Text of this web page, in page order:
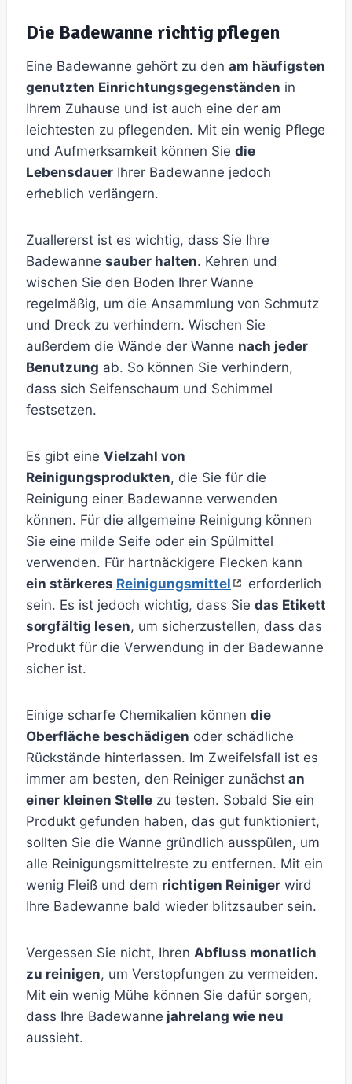
Die Badewanne richtig pflegen
Eine Badewanne gehört zu den am häufigsten
genutzten Einrichtungsgegenständen in
Ihrem Zuhause und ist auch eine der am
leichtesten zu pflegenden. Mit ein wenig Pflege
und Aufmerksamkeit können Sie die
Lebensdauer Ihrer Badewanne jedoch
erheblich verlängern.
Zuallererst ist es wichtig, dass Sie Ihre
Badewanne sauber halten. Kehren und
wischen Sie den Boden Ihrer Wanne
regelmäßig, um die Ansammlung von Schmutz
und Dreck zu verhindern. Wischen Sie
außerdem die Wände der Wanne nach jeder
Benutzung ab. So können Sie verhindern,
dass sich Seifenschaum und Schimmel
festsetzen.
Es gibt eine Vielzahl von
Reinigungsprodukten, die Sie für die
Reinigung einer Badewanne verwenden
können. Für die allgemeine Reinigung können
Sie eine milde Seife oder ein Spülmittel
verwenden. Für hartnäckigere Flecken kann
ein stärkeres Reinigungsmittel
erforderlich
sein. Es ist jedoch wichtig, dass Sie das Etikett
sorgfältig lesen, um sicherzustellen, dass das
Produkt für die Verwendung in der Badewanne
sicher ist.
Einige scharfe Chemikalien können die
Oberfläche beschädigen oder schädliche
Rückstände hinterlassen. Im Zweifelsfall ist es
immer am besten, den Reiniger zunächst an
einer kleinen Stelle zu testen. Sobald Sie ein
Produkt gefunden haben, das gut funktioniert,
sollten Sie die Wanne gründlich ausspülen, um
alle Reinigungsmittelreste zu entfernen. Mit ein
wenig Fleiß und dem richtigen Reiniger wird
Ihre Badewanne bald wieder blitzsauber sein.
Vergessen Sie nicht, Ihren Abfluss monatlich
zu reinigen, um Verstopfungen zu vermeiden.
Mit ein wenig Mühe können Sie dafür sorgen,
dass Ihre Badewanne jahrelang wie neu
aussieht.